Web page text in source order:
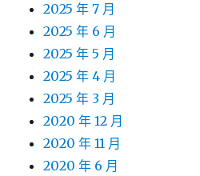
2025 年 7 月
2025 年 6 月
2025 年 5 月
2025 年 4 月
2025 年 3 月
2020 年 12 月
2020 年 11 月
2020 年 6 月